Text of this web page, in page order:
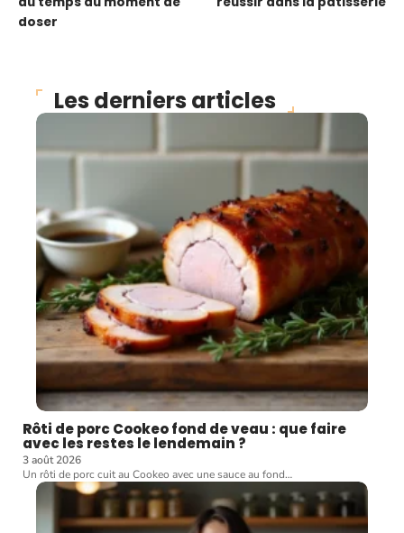
doser
Les derniers articles
Rôti de porc Cookeo fond de veau : que faire
avec les restes le lendemain ?
3 août 2026
Un rôti de porc cuit au Cookeo avec une sauce au fond…